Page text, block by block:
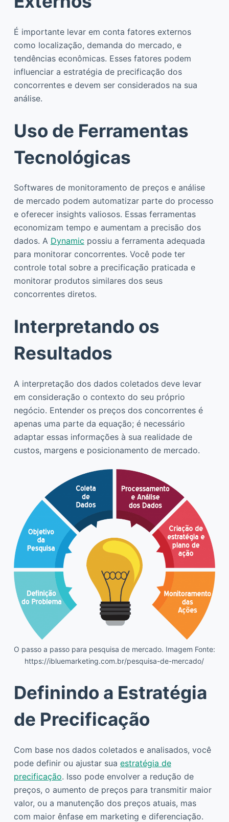
É importante levar em conta fatores externos
como localização, demanda do mercado, e
tendências econômicas. Esses fatores podem
influenciar a estratégia de precificação dos
concorrentes e devem ser considerados na sua
análise.
Uso de Ferramentas
Tecnológicas
Softwares de monitoramento de preços e análise
de mercado podem automatizar parte do processo
e oferecer insights valiosos. Essas ferramentas
economizam tempo e aumentam a precisão dos
dados. A Dynamic possiu a ferramenta adequada
para monitorar concorrentes. Você pode ter
controle total sobre a precificação praticada e
monitorar produtos similares dos seus
concorrentes diretos.
Interpretando os
Resultados
A interpretação dos dados coletados deve levar
em consideração o contexto do seu próprio
negócio. Entender os preços dos concorrentes é
apenas uma parte da equação; é necessário
adaptar essas informações à sua realidade de
custos, margens e posicionamento de mercado.
O passo a passo para pesquisa de mercado. Imagem Fonte:
https://ibluemarketing.com.br/pesquisa-de-mercado/
Definindo a Estratégia
de Precificação
Com base nos dados coletados e analisados, você
pode definir ou ajustar sua estratégia de
precificação. Isso pode envolver a redução de
preços, o aumento de preços para transmitir maior
valor, ou a manutenção dos preços atuais, mas
com maior ênfase em marketing e diferenciação.